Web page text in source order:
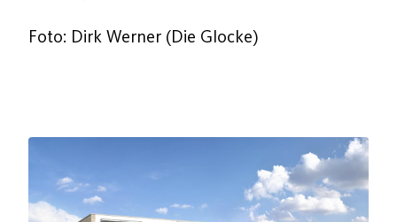
Foto: Dirk Werner (Die Glocke)